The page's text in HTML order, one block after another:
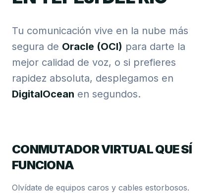
Tu comunicación vive en la nube más
segura de Oracle (OCI) para darte la
mejor calidad de voz, o si prefieres
rapidez absoluta, desplegamos en
DigitalOcean en segundos.
CONMUTADOR VIRTUAL QUE SÍ
FUNCIONA
Olvídate de equipos caros y cables estorbosos.